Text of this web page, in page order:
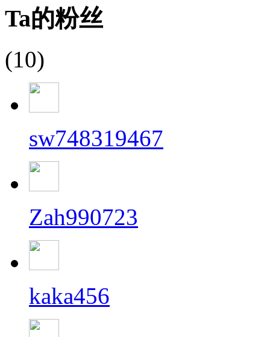
Ta的粉丝
(10)
sw748319467
Zah990723
kaka456